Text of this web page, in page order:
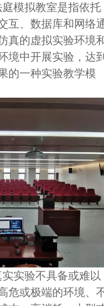
模拟教室是指依托
互、数据库和网络
真的虚拟实验环境
境中开展实验，达
的一种实验教学模
实验不具备或难以
危或极端的环境、